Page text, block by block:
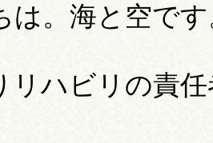
は。海と空で
リハビリの責